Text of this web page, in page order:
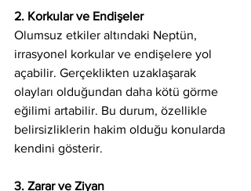
2. Korkular ve Endişeler
Olumsuz etkiler altındaki Neptün,
irrasyonel korkular ve endişelere yol
açabilir. Gerçeklikten uzaklaşarak
olayları olduğundan daha kötü görme
eğilimi artabilir. Bu durum, özellikle
belirsizliklerin hakim olduğu konularda
kendini gösterir.
3. Zarar ve Ziyan